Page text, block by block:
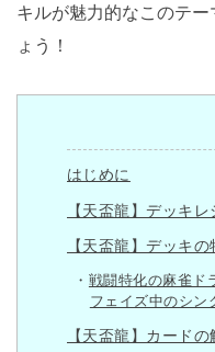
キルが魅力的なこのテ
ょう！
はじめに
【天盃龍】デッキレ
【天盃龍】デッキの
戦闘特化の麻雀ド
フェイズ中のシン
【天盃龍】カードの